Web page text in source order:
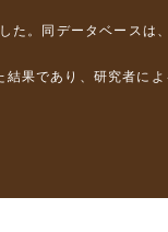
た。同データベース
果であり、研究者に